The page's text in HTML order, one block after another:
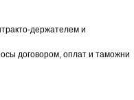
держателем и
договором, оплат и таможни